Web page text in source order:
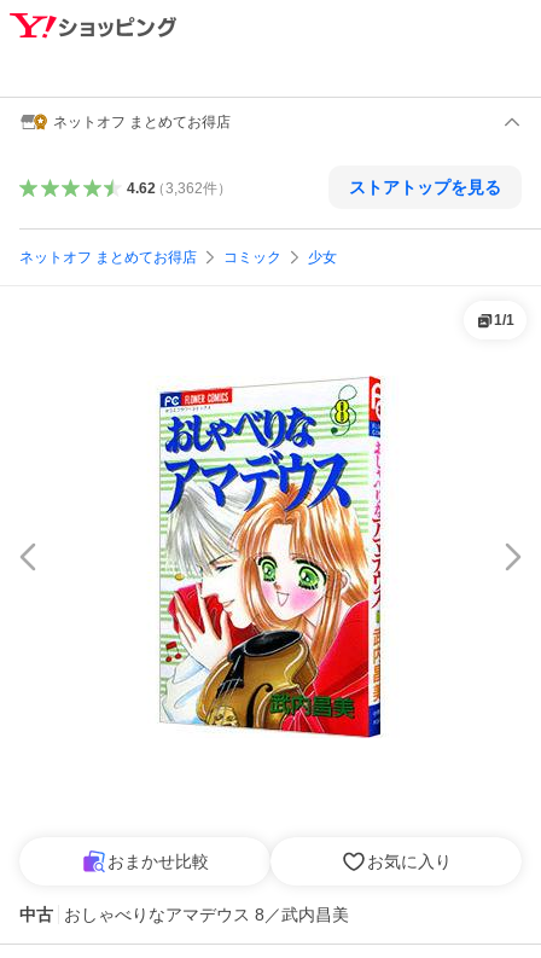
ネットオフ まとめてお得店
4.62（3,362件） ストアトップを見る
ネットオフ まとめてお得店 コミック 少女
1/1
おまかせ比較 お気に入り
中古 おしゃべりなアマデウス 8／武内昌美